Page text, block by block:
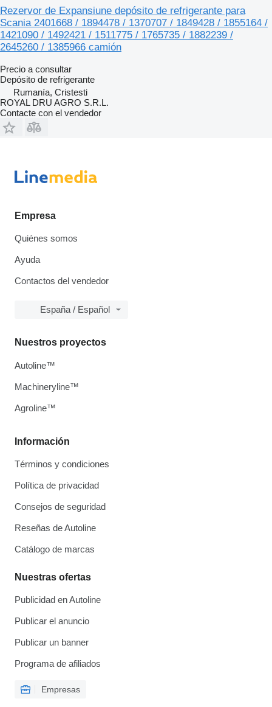
Rezervor de Expansiune depósito de refrigerante para
Scania 2401668 / 1894478 / 1370707 / 1849428 / 1855164 /
1421090 / 1492421 / 1511775 / 1765735 / 1882239 /
2645260 / 1385966 camión
Precio a consultar
Depósito de refrigerante
Rumanía, Cristesti
ROYAL DRU AGRO S.R.L.
Contacte con el vendedor
Empresa
Quiénes somos
Ayuda
Contactos del vendedor
España / Español
Información
Términos y condiciones
Política de privacidad
Consejos de seguridad
Reseñas de Autoline
Catálogo de marcas
Nuestras ofertas
Publicidad en Autoline
Publicar el anuncio
Publicar un banner
Programa de afiliados
Empresas
Nuestros proyectos
Autoline™
Machineryline™
Agroline™